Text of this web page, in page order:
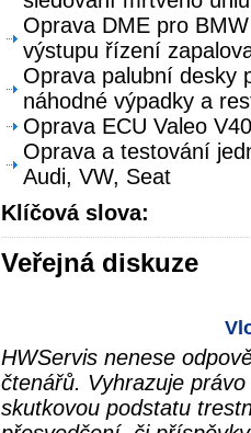
Oprava DME pro
výstupu řízení
Oprava palubní desky
náhodné výpadky a
Oprava ECU Valeo
Oprava a testování
Audi, VW, Seat
Klíčová slova:
Veřejná diskuze
HWServis nenese
čtenářů. Vyhrazuje
skutkovou podstatu